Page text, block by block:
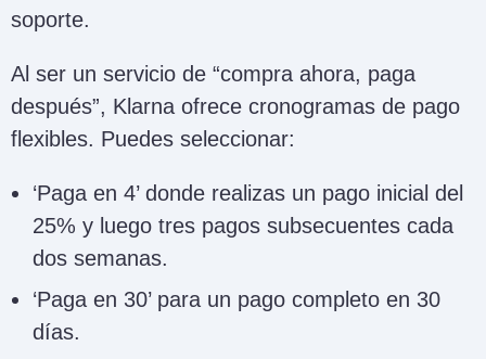
soporte.
Al ser un servicio de “compra ahora, paga
después”, Klarna ofrece cronogramas de pago
flexibles. Puedes seleccionar:
‘Paga en 4’ donde realizas un pago inicial del
25% y luego tres pagos subsecuentes cada
dos semanas.
‘Paga en 30’ para un pago completo en 30
días.